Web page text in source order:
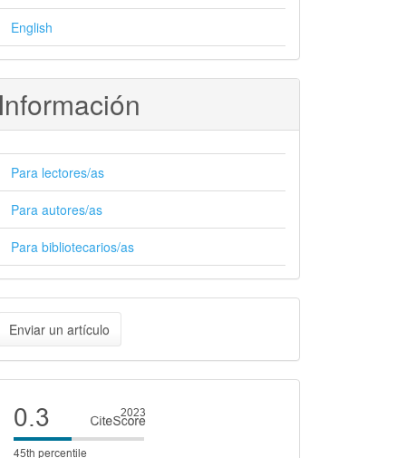
English
Para lectores/as
Para autores/as
Para bibliotecarios/as
Enviar un artículo